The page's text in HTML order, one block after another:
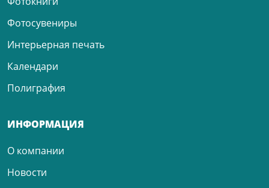
Фотосувениры
Интерьерная печать
Календари
Полиграфия
ИНФОРМАЦИЯ
О компании
Новости